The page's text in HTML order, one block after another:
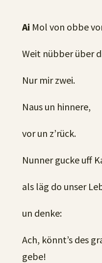
Ai Mol von obbe
Weit nübber über
Nur mir zwei.
Naus un hinnere,
vor un z’rück.
Nunner gucke uff
als läg do unser
un denke:
Ach, könnt’s des
gebe!